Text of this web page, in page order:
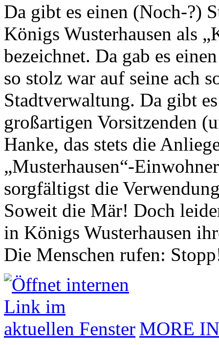
Da gibt es einen (Noch-?)
Königs Wusterhausen als
bezeichnet. Da gab es
so stolz war auf seine ach
Stadtverwaltung. Da gibt
großartigen Vorsitzenden
Hanke, das stets die
„Musterhausen“-
sorgfältigst die
Soweit die Mär! Doch
in Königs Wusterhausen
Die Menschen rufen:
MORE